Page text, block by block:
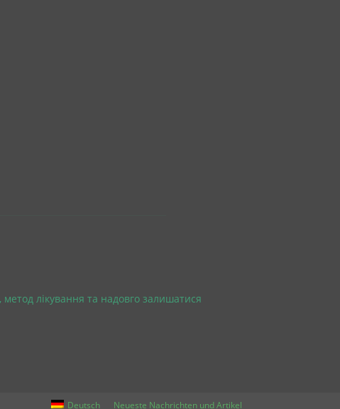
лікування та надовго залишатися
Deutsch Neueste Nachrichten und Artikel